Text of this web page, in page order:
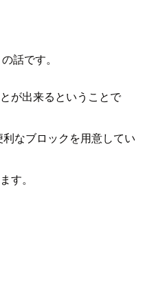
話です。
が出来るということで
なブロックを用意してい
す。